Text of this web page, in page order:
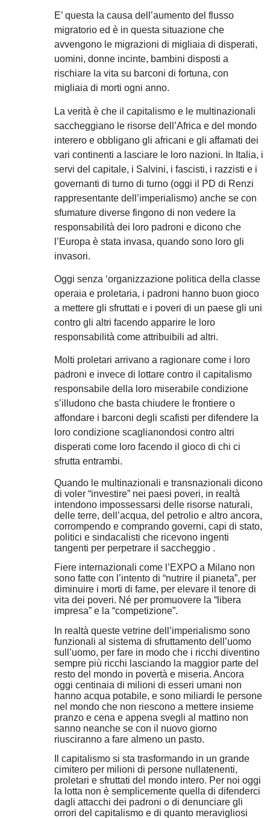
E’ questa la causa dell’aumento del flusso
migratorio ed è in questa situazione che
avvengono le migrazioni di migliaia di disperati,
uomini, donne incinte, bambini disposti a
rischiare la vita su barconi di fortuna, con
migliaia di morti ogni anno.
La verità è che il capitalismo e le multinazionali
saccheggiano le risorse dell’Africa e del mondo
interero e obbligano gli africani e gli affamati dei
vari continenti a lasciare le loro nazioni. In Italia, i
servi del capitale, i Salvini, i fascisti, i razzisti e i
governanti di turno di turno (oggi il PD di Renzi
rappresentante dell’imperialismo) anche se con
sfumature diverse fingono di non vedere la
responsabilità dei loro padroni e dicono che
l’Europa è stata invasa, quando sono loro gli
invasori.
Oggi senza ‘organizzazione politica della classe
operaia e proletaria, i padroni hanno buon gioco
a mettere gli sfruttati e i poveri di un paese gli uni
contro gli altri facendo apparire le loro
responsabilità come attribuibili ad altri.
Molti proletari arrivano a ragionare come i loro
padroni e invece di lottare contro il capitalismo
responsabile della loro miserabile condizione
s’illudono che basta chiudere le frontiere o
affondare i barconi degli scafisti per difendere la
loro condizione scaglianondosi contro altri
disperati come loro facendo il gioco di chi ci
sfrutta entrambi.
Quando le multinazionali e transnazionali dicono
di voler “investire” nei paesi poveri, in realtà
intendono impossessarsi delle risorse naturali,
delle terre, dell’acqua, del petrolio e altro ancora,
corrompendo e comprando governi, capi di stato,
politici e sindacalisti che ricevono ingenti
tangenti per perpetrare il saccheggio .
Fiere internazionali come l’EXPO a Milano non
sono fatte con l’intento di “nutrire il pianeta”, per
diminuire i morti di fame, per elevare il tenore di
vita dei poveri. Né per promuovere la “libera
impresa” e la “competizione”.
In realtà queste vetrine dell’imperialismo sono
funzionali al sistema di sfruttamento dell’uomo
sull’uomo, per fare in modo che i ricchi diventino
sempre più ricchi lasciando la maggior parte del
resto del mondo in povertà e miseria. Ancora
oggi centinaia di milioni di esseri umani non
hanno acqua potabile, e sono miliardi le persone
nel mondo che non riescono a mettere insieme
pranzo e cena e appena svegli al mattino non
sanno neanche se con il nuovo giorno
riusciranno a fare almeno un pasto.
Il capitalismo si sta trasformando in un grande
cimitero per milioni di persone nullatenenti,
proletari e sfruttati del mondo intero. Per noi oggi
la lotta non è semplicemente quella di difenderci
dagli attacchi dei padroni o di denunciare gli
orrori del capitalismo e di quanto meravigliosi